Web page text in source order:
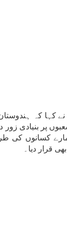
پر بنیادی زور
کسانوں کی
قرار دیا۔